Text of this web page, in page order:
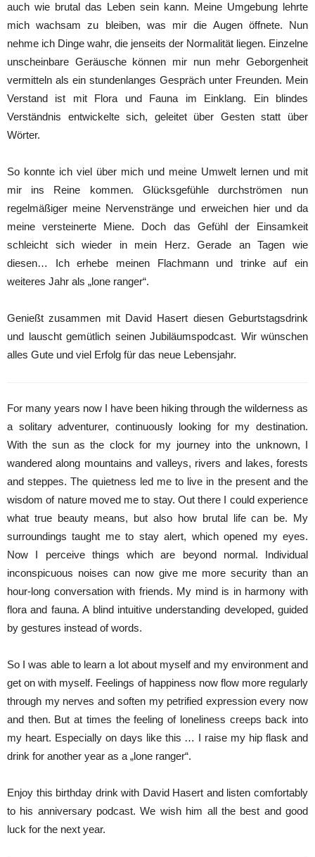
auch wie brutal das Leben sein kann. Meine Umgebung lehrte
mich wachsam zu bleiben, was mir die Augen öffnete. Nun
nehme ich Dinge wahr, die jenseits der Normalität liegen. Einzelne
unscheinbare Geräusche können mir nun mehr Geborgenheit
vermitteln als ein stundenlanges Gespräch unter Freunden. Mein
Verstand ist mit Flora und Fauna im Einklang. Ein blindes
Verständnis entwickelte sich, geleitet über Gesten statt über
Wörter.
So konnte ich viel über mich und meine Umwelt lernen und mit
mir ins Reine kommen. Glücksgefühle durchströmen nun
regelmäßiger meine Nervenstränge und erweichen hier und da
meine versteinerte Miene. Doch das Gefühl der Einsamkeit
schleicht sich wieder in mein Herz. Gerade an Tagen wie
diesen… Ich erhebe meinen Flachmann und trinke auf ein
weiteres Jahr als „lone ranger“.
Genießt zusammen mit David Hasert diesen Geburtstagsdrink
und lauscht gemütlich seinen Jubiläumspodcast. Wir wünschen
alles Gute und viel Erfolg für das neue Lebensjahr.
For many years now I have been hiking through the wilderness as
a solitary adventurer, continuously looking for my destination.
With the sun as the clock for my journey into the unknown, I
wandered along mountains and valleys, rivers and lakes, forests
and steppes. The quietness led me to live in the present and the
wisdom of nature moved me to stay. Out there I could experience
what true beauty means, but also how brutal life can be. My
surroundings taught me to stay alert, which opened my eyes.
Now I perceive things which are beyond normal. Individual
inconspicuous noises can now give me more security than an
hour-long conversation with friends. My mind is in harmony with
flora and fauna. A blind intuitive understanding developed, guided
by gestures instead of words.
So I was able to learn a lot about myself and my environment and
get on with myself. Feelings of happiness now flow more regularly
through my nerves and soften my petrified expression every now
and then. But at times the feeling of loneliness creeps back into
my heart. Especially on days like this … I raise my hip flask and
drink for another year as a „lone ranger“.
Enjoy this birthday drink with David Hasert and listen comfortably
to his anniversary podcast. We wish him all the best and good
luck for the next year.